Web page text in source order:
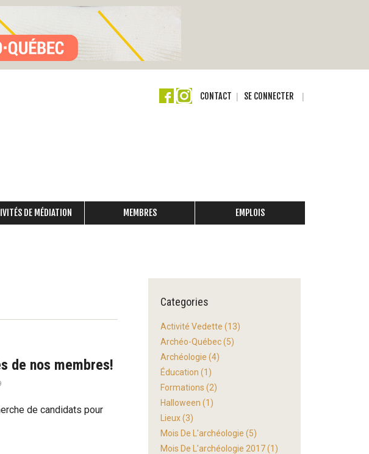
CONTACT SE CONNECTER
DE MÉDIATION MEMBRES EMPLOIS
de nos membres!
de candidats pour
Categories
Activité Vedette (13)
Archéo-Québec(5)
Archéologie (4)
Éducation (1)
Formations (2)
Halloween (1)
Lieux(3)
Mois De L'archéologie (5)
Mois De L'archéologie 2017(1)